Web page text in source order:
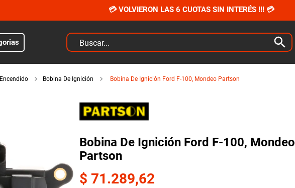
💳 VOLVIERON LAS 6 CUOTAS SIN INTERÉS !!! 💳
encendido y electricidad
suspensión y freno
Buscar...
Bobina De Ignición Bobina De Ignición Ford F-100, Mondeo Partson
Bobina De Ignición Ford F-100, Mondeo
Partson
$ 71.289,62
MÁS BUSCADOS